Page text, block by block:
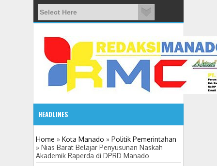
HEADLINES
08:03 AM
ADVETORIAL JONRU GANTIKAN MONO PIMPIN DPRD
Home » Kota Manado » Politik Pemerintahan
» Nias Barat Belajar Penyusunan Naskah
Akademik Raperda di DPRD Manado